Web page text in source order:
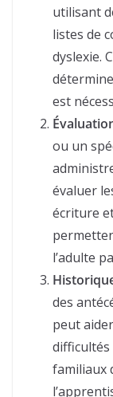
utilisant
listes de
dyslexie.
est
ou un
évaluer
écriture
l’adulte
des
peut
difficultés
familiaux